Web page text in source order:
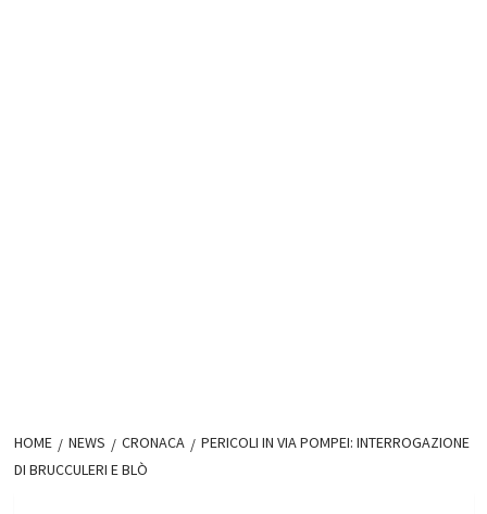
HOME NEWS CRONACA
PERICOLI IN VIA POMPEI: INTERROGAZIONE
DI BRUCCULERI E BLÒ